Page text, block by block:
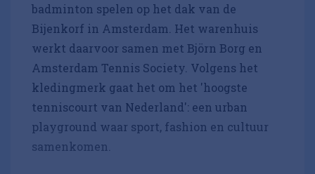
badminton spelen op het dak van de
Bijenkorf in Amsterdam. Het warenhuis
werkt daarvoor samen met Björn Borg en
Amsterdam Tennis Society. Volgens het
kledingmerk gaat het om het 'hoogste
tenniscourt van Nederland': een urban
playground waar sport, fashion en cultuur
samenkomen.